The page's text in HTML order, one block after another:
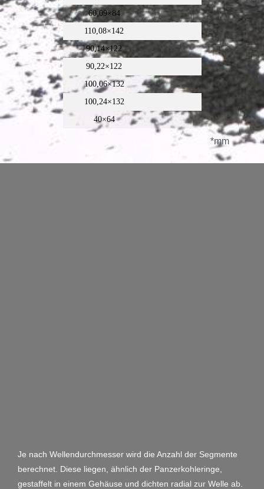
60,09×84
110,08×142
90,14×122
90,22×122
100,06×132
100,24×132
40×64
*mm
Je nach Wellendurchmesser wird die Anzahl der Segmente
berechnet. Diese liegen, ähnlich der Panzerkohleringe,
gestaffelt in einem Gehäuse und dichten radial zur Welle ab.